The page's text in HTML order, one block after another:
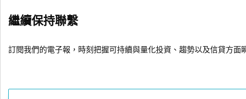
繼續保持聯繫
訂閱我們的電子報，時刻把握可持續與量化投資、趨勢以及信貸方面